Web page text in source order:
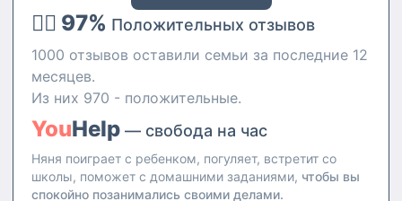
👍🏻 97% Положительных отзывов
1000 отзывов оставили семьи за последние 12
месяцев.
Из них 970 - положительные.
YouHelp — свобода на час
Няня поиграет с ребенком, погуляет, встретит со
школы, поможет с домашними заданиями, чтобы вы
спокойно позанимались своими делами.